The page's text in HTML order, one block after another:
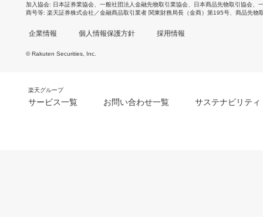
加入協会 日本証券業協会 一般社団法人金融先物取引業協会 日本商品先物取引協会
商号等 楽天証券株式会社／金融商品取引業者 関東財務局長（金商）第195号、商品先物
企業情報 個人情報保護方針 採用情報
© Rakuten Securities, Inc.
楽天グループ
サービス一覧 お問い合わせ一覧 サステナビリティ